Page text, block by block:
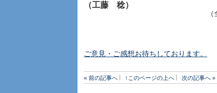
（工藤 稔）
ご意見・ご感想お待ちしております。
« 前の記事へ ↑このページの上へ 次の記事へ »